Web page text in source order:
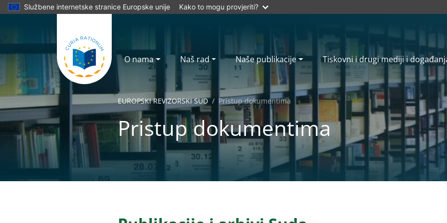
Službene internetske stranice Europske unije Kako to mogu provjeriti?
O nama Naš rad Naše publikacije Tiskovni i drugi mediji i
EUROPSKI REVIZORSKI SUD Pristup dokumentima
Pristup dokumentima